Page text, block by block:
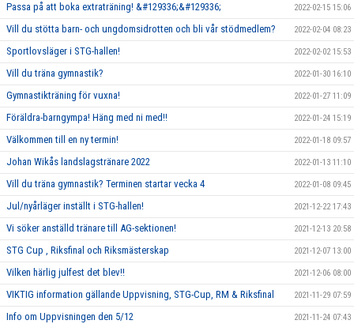
Passa på att boka extraträning! &#129336;&#129336; 2022-02-15 15:06
Vill du stötta barn- och ungdomsidrotten och bli vår stödmedlem? 2022-02-04 08:23
Sportlovsläger i STG-hallen! 2022-02-02 15:53
Vill du träna gymnastik? 2022-01-30 16:10
Gymnastikträning för vuxna! 2022-01-27 11:09
Föräldra-barngympa! Häng med ni med!! 2022-01-24 15:19
Välkommen till en ny termin! 2022-01-18 09:57
Johan Wikås landslagstränare 2022 2022-01-13 11:10
Vill du träna gymnastik? Terminen startar vecka 4 2022-01-08 09:45
Jul/nyårläger inställt i STG-hallen! 2021-12-22 17:43
Vi söker anställd tränare till AG-sektionen! 2021-12-13 20:58
STG Cup , Riksfinal och Riksmästerskap 2021-12-07 13:00
Vilken härlig julfest det blev!! 2021-12-06 08:00
VIKTIG information gällande Uppvisning, STG-Cup, RM & Riksfinal 2021-11-29 07:59
Info om Uppvisningen den 5/12 2021-11-24 07:43